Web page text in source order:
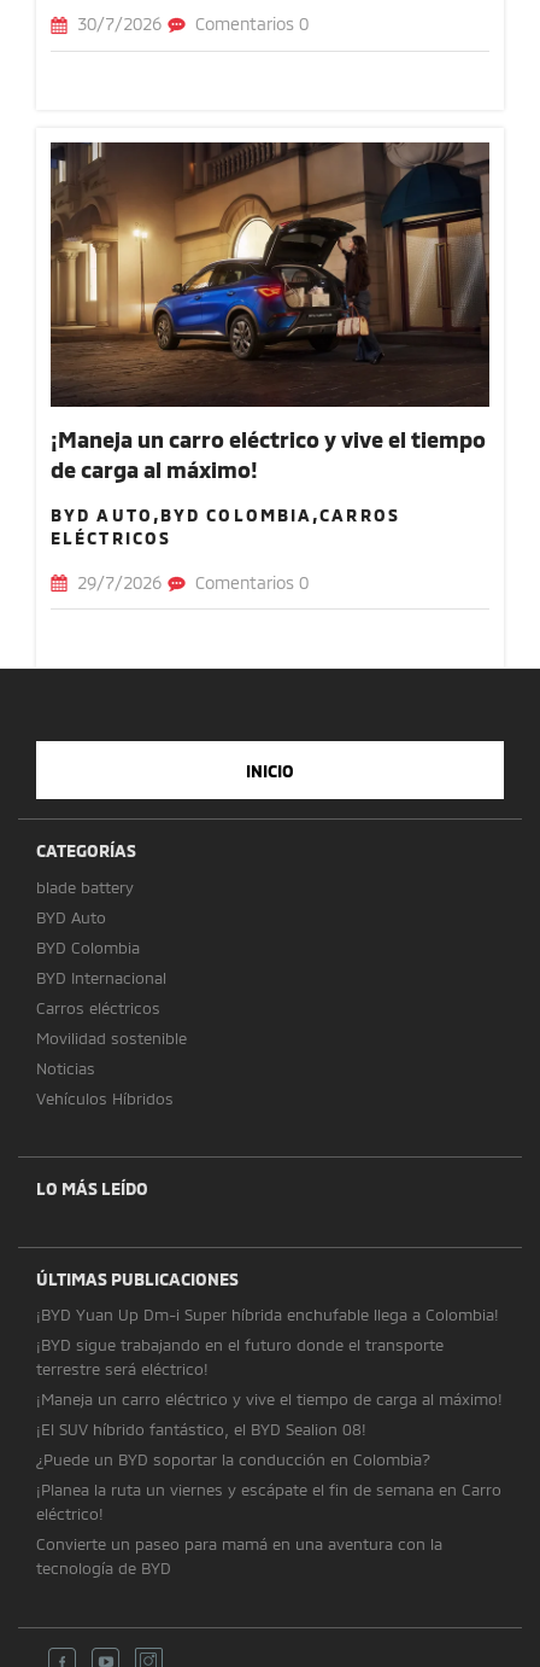
30/7/2026 Comentarios 0
¡Maneja un carro eléctrico y vive el tiempo
de carga al máximo!
BYD AUTO,BYD COLOMBIA,CARROS
ELÉCTRICOS
29/7/2026 Comentarios 0
INICIO
CATEGORÍAS
blade battery
BYD Auto
BYD Colombia
BYD Internacional
Carros eléctricos
Movilidad sostenible
Noticias
Vehículos Híbridos
LO MÁS LEÍDO
ÚLTIMAS PUBLICACIONES
¡BYD Yuan Up Dm-i Super híbrida enchufable llega a Colombia!
¡BYD sigue trabajando en el futuro donde el transporte
terrestre será eléctrico!
¡Maneja un carro eléctrico y vive el tiempo de carga al máximo!
¡El SUV híbrido fantástico, el BYD Sealion 08!
¿Puede un BYD soportar la conducción en Colombia?
¡Planea la ruta un viernes y escápate el fin de semana en Carro
eléctrico!
Convierte un paseo para mamá en una aventura con la
tecnología de BYD